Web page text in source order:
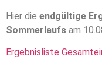
Hier die endgültige
Sommerlaufs am
Ergebnisliste